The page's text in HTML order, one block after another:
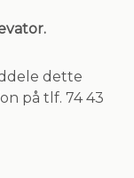
dette
på tlf. 74 43